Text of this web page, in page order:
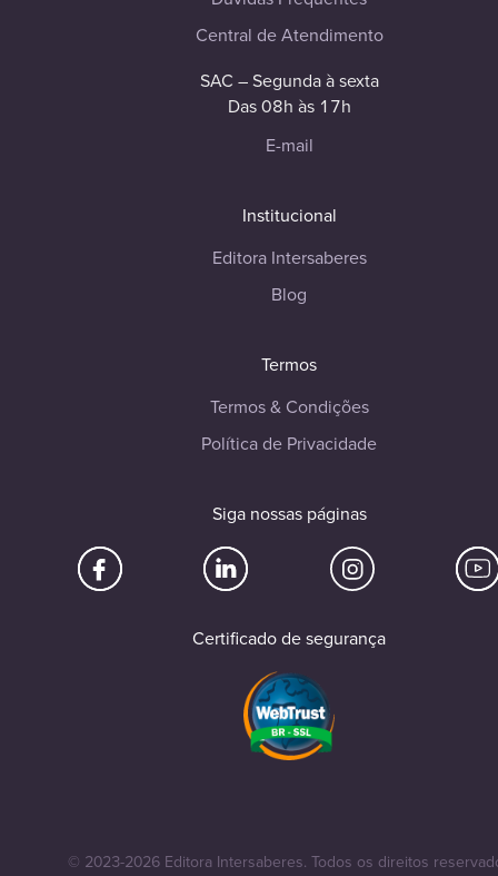
Central de Atendimento
SAC – Segunda à sexta
Das 08h às 17h
E-mail
Institucional
Editora Intersaberes
Blog
Termos
Termos & Condições
Política de Privacidade
Siga nossas páginas
Certificado de segurança
© 2023-2026 Editora Intersaberes. Todos os direitos